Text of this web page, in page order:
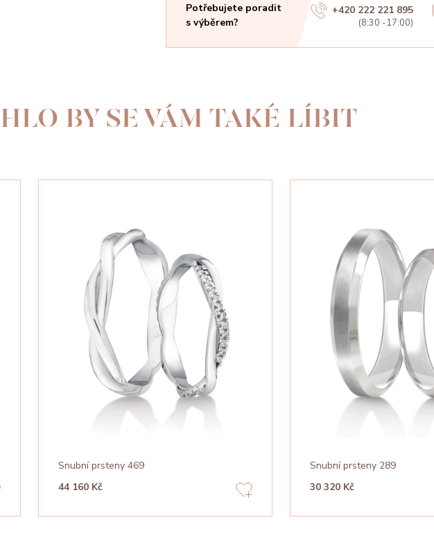
Potřebujete poradit
s výběrem?
+420 222 221 895
(8:30 -17:00)
BY SE VÁM TAKÉ LÍBIT
Snubní prsteny 469
44 160 Kč
Snubní prsteny 289
30 320 Kč